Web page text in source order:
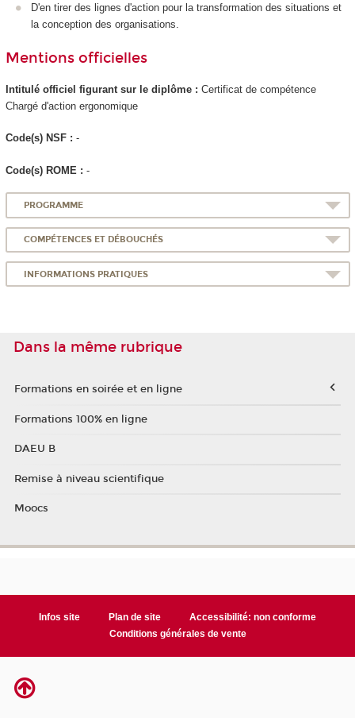
D'en tirer des lignes d'action pour la transformation des situations et
la conception des organisations.
Mentions officielles
Intitulé officiel figurant sur le diplôme : Certificat de compétence
Chargé d'action ergonomique
Code(s) NSF : -
Code(s) ROME : -
PROGRAMME
COMPÉTENCES ET DÉBOUCHÉS
INFORMATIONS PRATIQUES
Dans la même rubrique
Formations en soirée et en ligne
Formations 100% en ligne
DAEU B
Remise à niveau scientifique
Moocs
Infos site Plan de site
Accessibilité: non conforme
Conditions générales de vente